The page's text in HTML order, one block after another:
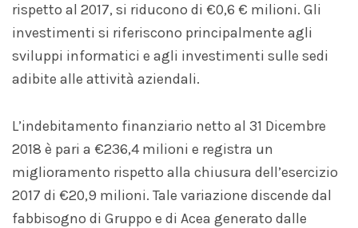
rispetto al 2017, si riducono di €0,6 € milioni. Gli
investimenti si riferiscono principalmente agli
sviluppi informatici e agli investimenti sulle sedi
adibite alle attività aziendali.
L’indebitamento finanziario netto al 31 Dicembre
2018 è pari a €236,4 milioni e registra un
miglioramento rispetto alla chiusura dell’esercizio
2017 di €20,9 milioni. Tale variazione discende dal
fabbisogno di Gruppo e di Acea generato dalle